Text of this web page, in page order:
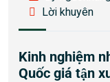
Lời khuyên
Kinh nghiệm
Quốc giá tận